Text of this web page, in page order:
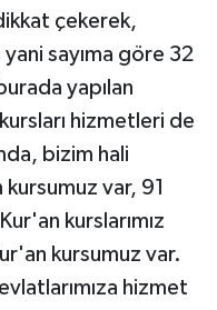
çekerek,
yani sayıma göre 32
yapılan
hizmetleri de
bizim hali
var, 91
kurslarımız
kursumuz var.
hizmet